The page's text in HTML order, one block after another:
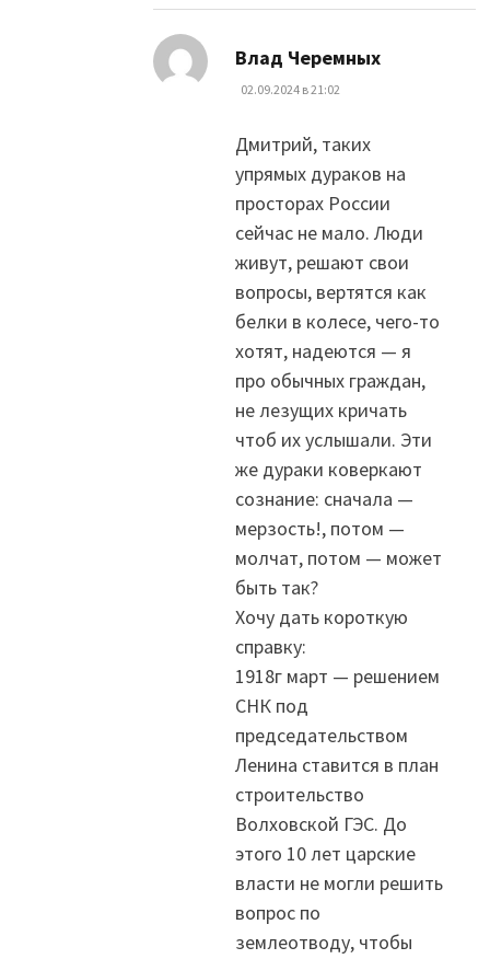
Влад Черемных:
02.09.2024 в 21:02
Дмитрий, таких
упрямых дураков на
просторах России
сейчас не мало. Люди
живут, решают свои
вопросы, вертятся как
белки в колесе, чего-то
хотят, надеются — я
про обычных граждан,
не лезущих кричать
чтоб их услышали. Эти
же дураки коверкают
сознание: сначала —
мерзость!, потом —
молчат, потом — может
быть так?
Хочу дать короткую
справку:
1918г март — решением
СНК под
председательством
Ленина ставится в план
строительство
Волховской ГЭС. До
этого 10 лет царские
власти не могли решить
вопрос по
землеотводу, чтобы